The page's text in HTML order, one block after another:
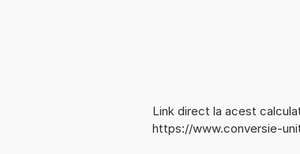
Link direct la acest
https://www.conversie-